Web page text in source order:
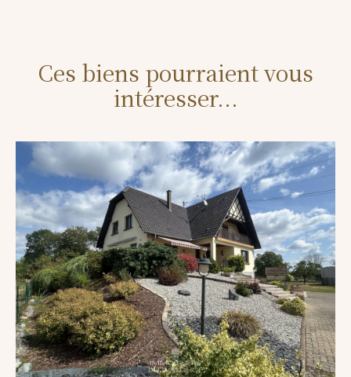
Ces biens pourraient vous
intéresser...